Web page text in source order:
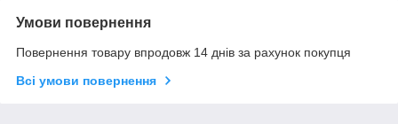
Умови повернення
Повернення товару впродовж 14 днів за рахунок покупця
Всі умови повернення